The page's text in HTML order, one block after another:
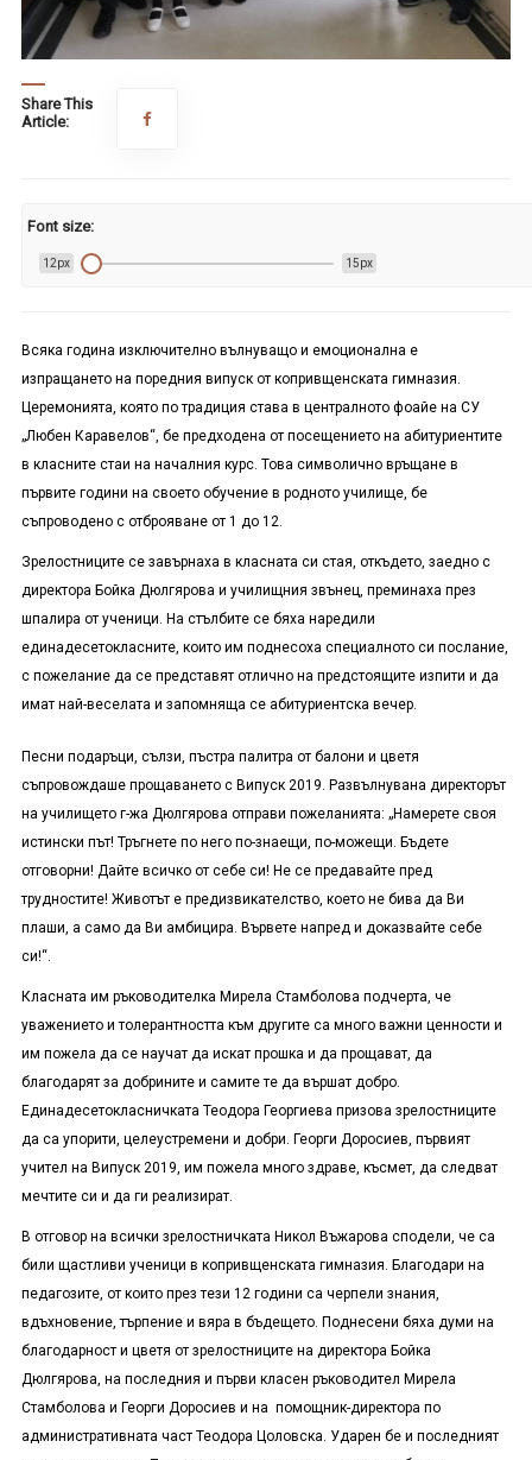
Share This
Article:
Font size:
12px 15px
Всяка година изключително вълнуващо и емоционална е
изпращането на поредния випуск от копривщенската гимназия.
Церемонията, която по традиция става в централното фоайе на СУ
„Любен Каравелов“, бе предходена от посещението на абитуриентите
в класните стаи на началния курс. Това символично връщане в
първите години на своето обучение в родното училище, бе
съпроводено с отброяване от 1 до 12.
Зрелостниците се завърнаха в класната си стая, откъдето, заедно с
директора Бойка Дюлгярова и училищния звънец, преминаха през
шпалира от ученици. На стълбите се бяха наредили
единадесетокласните, които им поднесоха специалното си послание,
с пожелание да се представят отлично на предстоящите изпити и да
имат най-веселата и запомняща се абитуриентска вечер.
Песни подаръци, сълзи, пъстра палитра от балони и цветя
съпровождаше прощаването с Випуск 2019. Развълнувана директорът
на училището г-жа Дюлгярова отправи пожеланията: „Намерете своя
истински път! Тръгнете по него по-знаещи, по-можещи. Бъдете
отговорни! Дайте всичко от себе си! Не се предавайте пред
трудностите! Животът е предизвикателство, което не бива да Ви
плаши, а само да Ви амбицира. Вървете напред и доказвайте себе
си!“.
Класната им ръководителка Мирела Стамболова подчерта, че
уважението и толерантността към другите са много важни ценности и
им пожела да се научат да искат прошка и да прощават, да
благодарят за добрините и самите те да вършат добро.
Единадесетокласничката Теодора Георгиева призова зрелостниците
да са упорити, целеустремени и добри. Георги Доросиев, първият
учител на Випуск 2019, им пожела много здраве, късмет, да следват
мечтите си и да ги реализират.
В отговор на всички зрелостничката Никол Въжарова сподели, че са
били щастливи ученици в копривщенската гимназия. Благодари на
педагозите, от които през тези 12 години са черпели знания,
вдъхновение, търпение и вяра в бъдещето. Поднесени бяха думи на
благодарност и цветя от зрелостниците на директора Бойка
Дюлгярова, на последния и първи класен ръководител Мирела
Стамболова и Георги Доросиев и на помощник-директора по
административната част Теодора Цоловска. Ударен бе и последният